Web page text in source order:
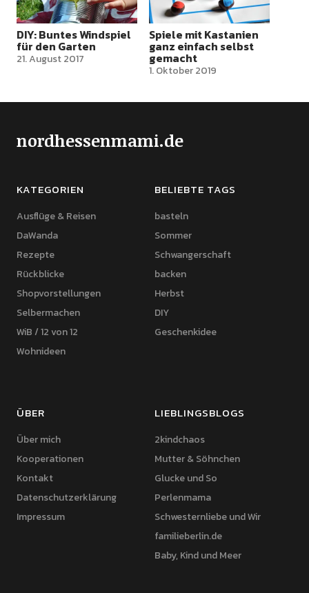
DIY: Buntes Windspiel
für den Garten
21. August 2017
Spiele mit Kastanien
ganz einfach selbst
gemacht
1. Oktober 2019
nordhessenmami.de
KATEGORIEN
Ausflüge & Reisen
DaWanda
Rezepte
Rückblicke
Shopvorstellungen
Selbermachen
WiB / 12 von 12
Wohnideen
BELIEBTE TAGS
basteln
Sommer
Schwangerschaft
backen
Herbst
DIY
Geschenkidee
ÜBER
Über mich
Kooperationen
Kontakt
Datenschutzerklärung
Impressum
LIEBLINGSBLOGS
2kindchaos
Mutter & Söhnchen
Glucke und So
Perlenmama
Schwesternliebe und Wir
familieberlin.de
Baby, Kind und Meer